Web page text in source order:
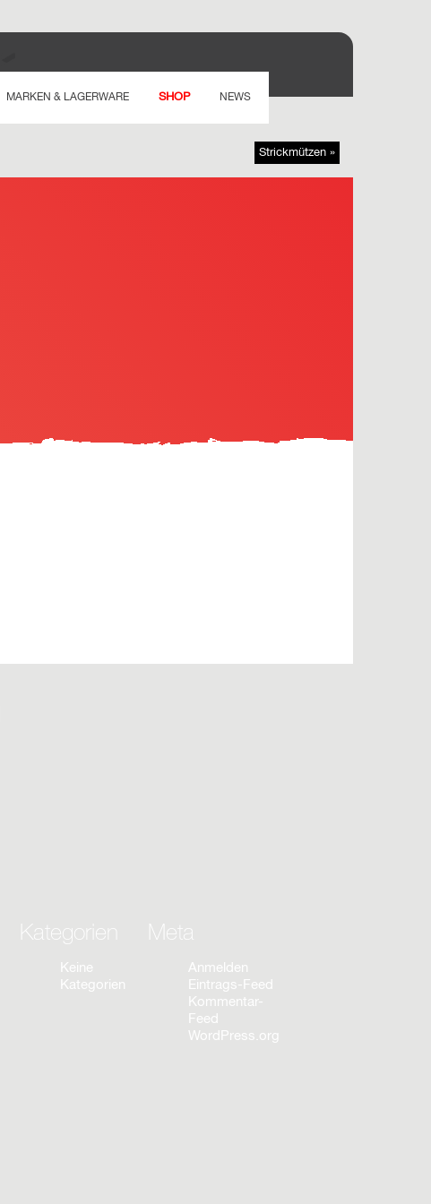
MARKEN & LAGERWARE SHOP NEWS
Strickmützen »
Kategorien
Keine
Kategorien
Meta
Anmelden
Eintrags-Feed
Kommentar-
Feed
WordPress.org